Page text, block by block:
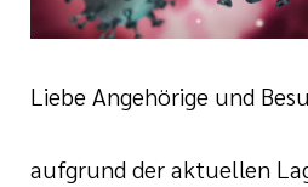
Liebe Angehörige und
aufgrund der aktuellen